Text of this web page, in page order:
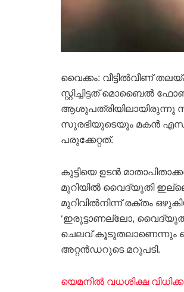
വൈക്കം: വീട്ടിൽവീണ്
സ്റ്റിച്ചിട്ടത് മൊബൈൽ
ആശുപത്രിയിലായിരുന്നു
സുരഭിയുടെയും മകൻ എസ്
പരുക്കേറ്റത്.
കുട്ടിയെ ഉടൻ
മുറിയിൽ വൈദ്യുതി
മുറിവിൽനിന്ന് രക്തം
‘ഇരുട്ടാണല്ലോ, വൈദ്യുതി
ചെലവ് കൂടുതലാണെന്നും
അറ്റൻഡറുടെ മറുപടി.
യെമനില്‍ വധശിക്ഷ